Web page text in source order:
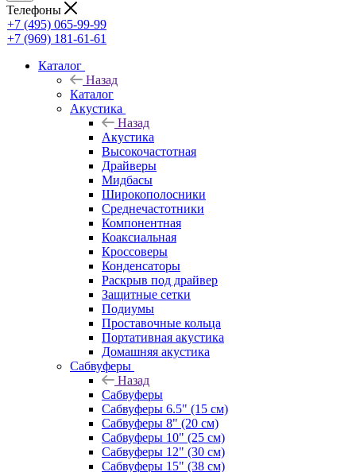
Телефоны
+7 (495) 065-99-99
+7 (969) 181-61-61
Каталог
Назад
Каталог
Акустика
Назад
Акустика
Высокочастотная
Драйверы
Мидбасы
Широкополосники
Среднечастотники
Компонентная
Коаксиальная
Кроссоверы
Конденсаторы
Раскрыв под драйвер
Защитные сетки
Подиумы
Проставочные кольца
Портативная акустика
Домашняя акустика
Сабвуферы
Назад
Сабвуферы
Сабвуферы 6.5" (15 см)
Сабвуферы 8" (20 см)
Сабвуферы 10" (25 см)
Сабвуферы 12" (30 см)
Сабвуферы 15" (38 см)